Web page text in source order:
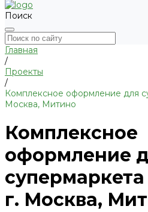
Поиск
Главная
/
Проекты
/
Комплексное оформление для
Москва, Митино
Комплексное
оформление
супермаркета
г. Москва,